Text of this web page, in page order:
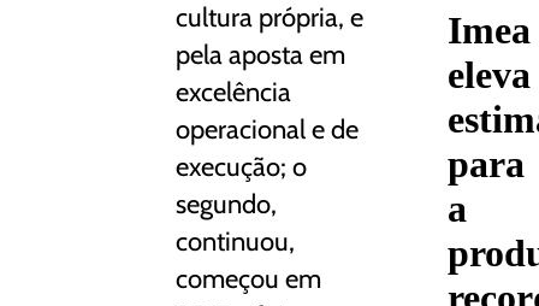
cultura própria, e
pela aposta em
excelência
operacional e de
execução; o
segundo,
continuou,
começou em
Imea
eleva
para
a